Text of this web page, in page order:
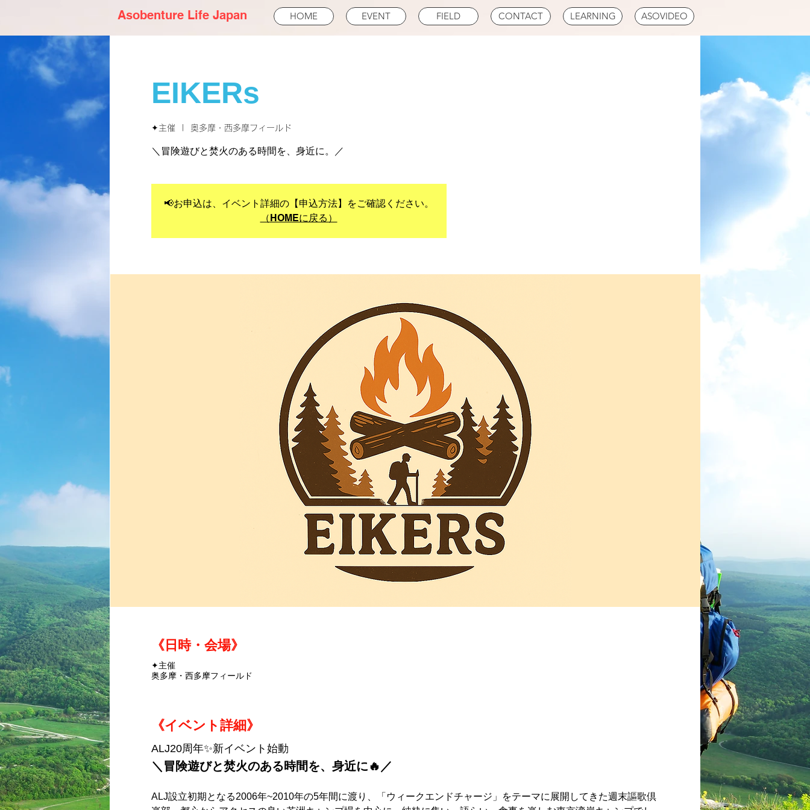
Asobenture Life Japan HOME EVENT FIELD CONTACT LEARNING ASOVIDEO
EIKERs
✦主催 奥多摩・西多摩フィールド
＼冒険遊びと焚火のある時間を、身近に。／
📢お申込は、イベント詳細の【申込方法】をご確認ください。
（HOMEに戻る）
《日時・会場》
✦主催
奥多摩・西多摩フィールド
《イベント詳細》
ALJ20周年✨新イベント始動
＼冒険遊びと焚火のある時間を、身近に🔥／
ALJ設立初期となる2006年~2010年の5年間に渡り、「ウィークエンドチャージ」をテーマに展開してきた週末謳歌倶